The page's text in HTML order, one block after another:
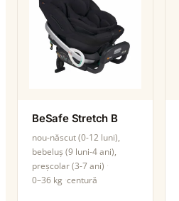
BeSafe Stretch B
nou-născut (0-12 luni),
bebeluș (9 luni-4 ani),
preșcolar (3-7 ani)
0–36 kg centură